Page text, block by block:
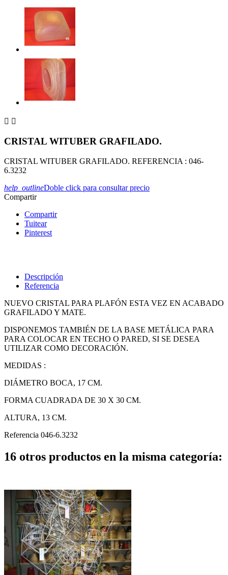
 
CRISTAL WITUBER GRAFILADO.
CRISTAL WITUBER GRAFILADO. REFERENCIA : 046-
6.3232
help_outlineDoble click para consultar precio
Compartir
Compartir
Tuitear
Pinterest
Descripción
Referencia
NUEVO CRISTAL PARA PLAFÓN ESTA VEZ EN ACABADO
GRAFILADO Y MATE.
DISPONEMOS TAMBIÉN DE LA BASE METÁLICA PARA
PARA COLOCAR EN TECHO O PARED, SI SE DESEA
UTILIZAR COMO DECORACIÓN.
MEDIDAS :
DIÁMETRO BOCA, 17 CM.
FORMA CUADRADA DE 30 X 30 CM.
ALTURA, 13 CM.
Referencia 046-6.3232
16 otros productos en la misma categoría: